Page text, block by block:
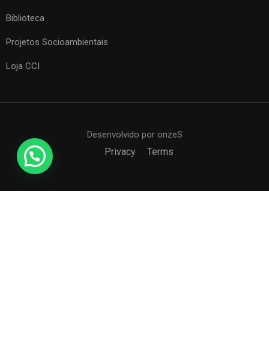
Biblioteca
Projetos Socioambientais
Loja CCI
Desenvolvido por onzeS
Privacy Terms